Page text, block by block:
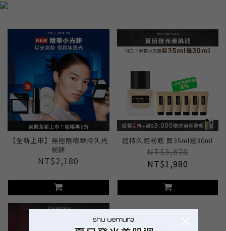
【全新上市】無極限精華持久光
粉餅
NT$2,180
超持久輕粉底 買35ml送30ml
NT$3,678
NT$1,980